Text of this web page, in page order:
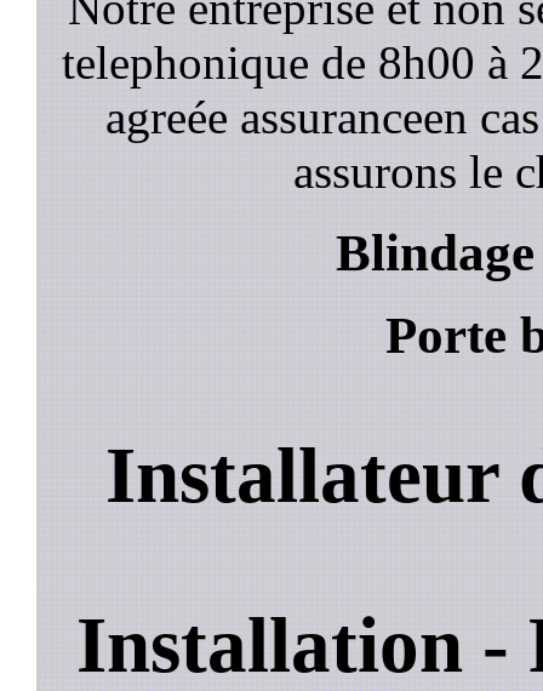
telephonique de 8h00 à
agreée assuranceen
assurons le
Porte
Installateur
Installation -